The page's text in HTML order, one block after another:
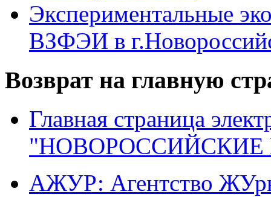
Экспериментальные
ВЗФЭИ в
Возврат на главную
Главная страница
"НОВОРОССИЙСКИЕ
АЖУР: Агентство